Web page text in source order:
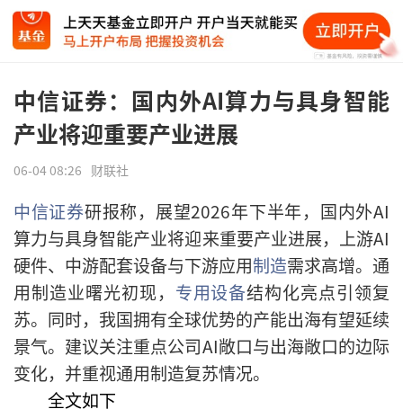
中信证券：国内外AI算力与具身智能
产业将迎重要产业进展
06-04 08:26 财联社
中信证券研报称，展望2026年下半年，国内外AI
算力与具身智能产业将迎来重要产业进展，上游AI
硬件、中游配套设备与下游应用制造需求高增。通
用制造业曙光初现， 专用设备结构化亮点引领复
苏。同时，我国拥有全球优势的产能出海有望延续
景气。建议关注重点公司AI敞口与出海敞口的边际
变化，并重视通用制造复苏情况。
全文如下